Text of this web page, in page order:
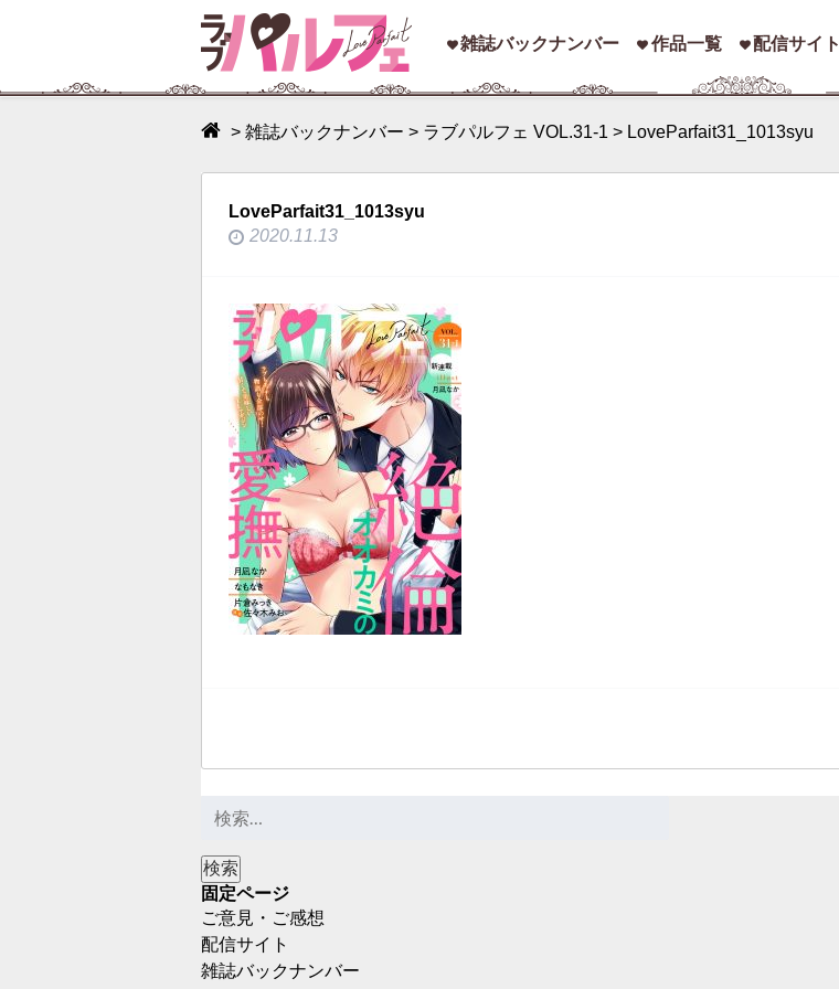
雑誌バックナンバー 作品一覧 配信サイト
> 雑誌バックナンバー > ラブパルフェ VOL.31-1 > LoveParfait31_1013syu
LoveParfait31_1013syu
2020.11.13
固定ページ
ご意見・ご感想
配信サイト
雑誌バックナンバー